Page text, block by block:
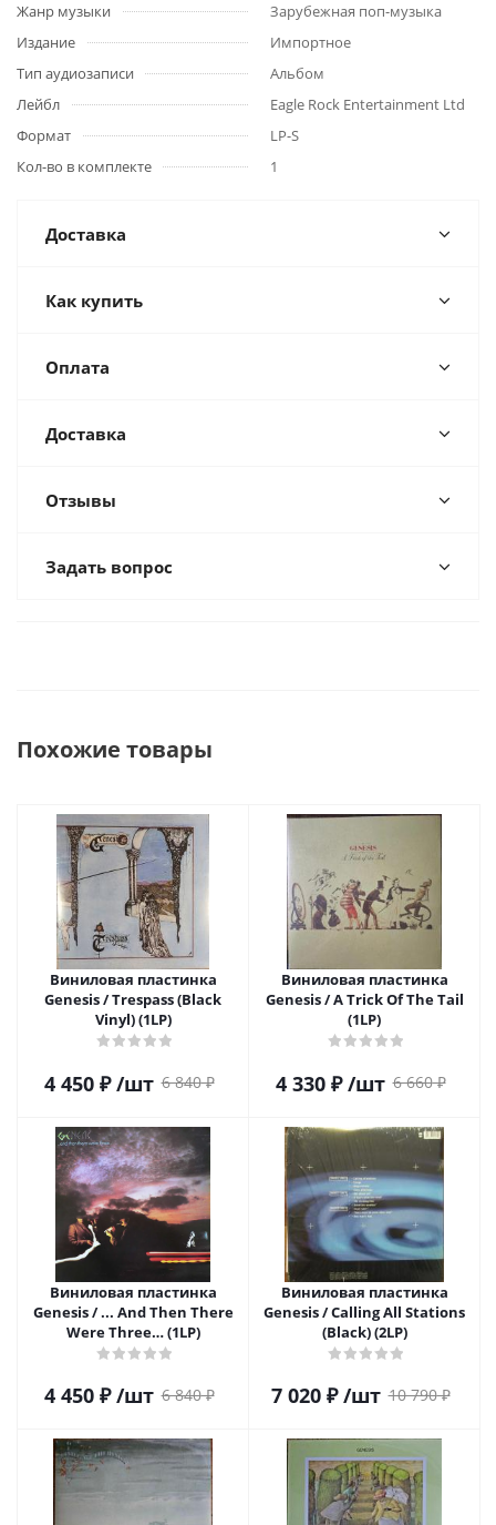
Жанр музыки
Зарубежная поп-музыка
Издание
Импортное
Тип аудиозаписи
Альбом
Лейбл
Eagle Rock Entertainment Ltd
Формат
LP-S
Кол-во в комплекте
1
Доставка
Как купить
Оплата
Доставка
Отзывы
Задать вопрос
Похожие товары
Виниловая пластинка
Genesis / Trespass (Black
Vinyl) (1LP)
4 450₽ /шт 6 840₽
Виниловая пластинка
Genesis / A Trick Of The Tail
(1LP)
4 330₽ /шт 6 660₽
Виниловая пластинка
Genesis / ... And Then There
Were Three… (1LP)
4 450₽ /шт 6 840₽
Виниловая пластинка
Genesis / Calling All Stations
(Black) (2LP)
7 020₽ /шт 10 790₽